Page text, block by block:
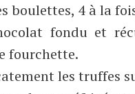
boulettes, 4 à la
fondu et
fourchette.
les truffes